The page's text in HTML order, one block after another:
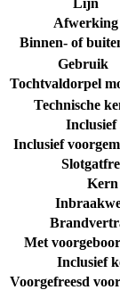
Afwerking
Binnen- of
Gebruik
Tochtvaldorpel
Technische
Inclusief
Inclusief
Kern
Met
Inclusief
Voorgefreesd